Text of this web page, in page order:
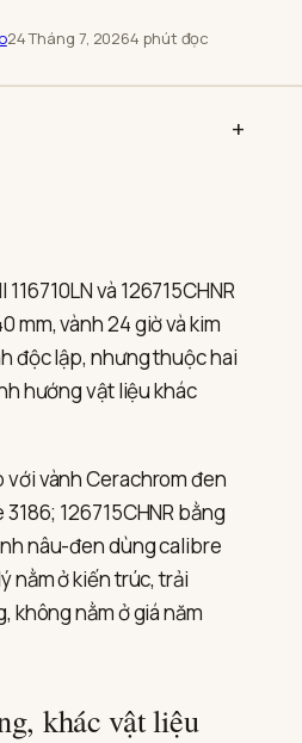
24 Tháng 7, 20264 phút đọc
Phát
và 126715CHNR
mm, vành 24 giờ và kim
độc lập, nhưng thuộc hai
hướng vật liệu khác
với vành Cerachrom đen
126715CHNR bằng
nâu-đen dùng calibre
nằm ở kiến trúc, trải
không nằm ở giá năm
khác vật liệu